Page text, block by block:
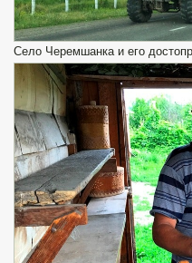
Село Черемшанка и его